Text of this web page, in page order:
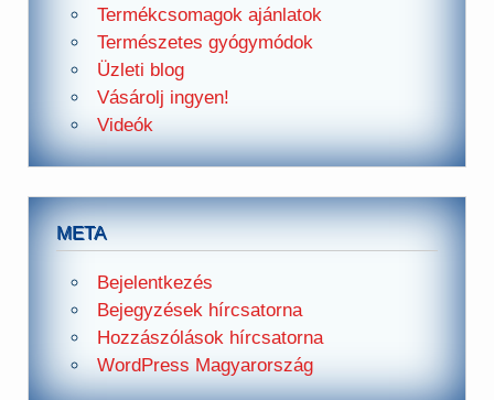
Termékcsomagok ajánlatok
Természetes gyógymódok
Üzleti blog
Vásárolj ingyen!
Videók
META
Bejelentkezés
Bejegyzések hírcsatorna
Hozzászólások hírcsatorna
WordPress Magyarország